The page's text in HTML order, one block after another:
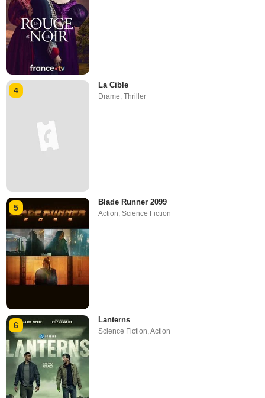
4
La Cible
Drame,Thriller
5
Blade Runner 2099
Action,Science Fiction
6
Lanterns
Science Fiction ,Action